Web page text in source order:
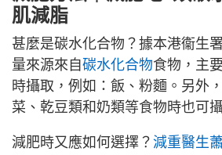
肌減脂
甚麼是碳水化合物？據本港衞生
量來源來自 碳水化合物食物，主
時攝取，例如：飯、粉麵。另外
菜、乾豆類和奶類等食物時也可
減肥時又應如何選擇？ 減重醫生